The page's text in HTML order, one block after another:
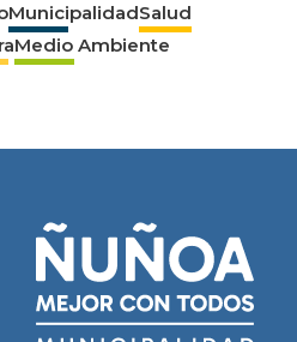
MunicipalidadSalud
Medio Ambiente